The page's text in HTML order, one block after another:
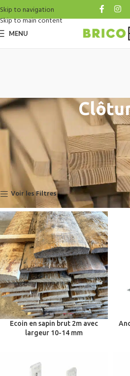
Skip to navigation
Skip to main content
MENU
Accueil Catalogue Aménag. Extérieur
Voir les Filtres
Ecoin en sapin brut 2m avec
largeur 10-14 mm